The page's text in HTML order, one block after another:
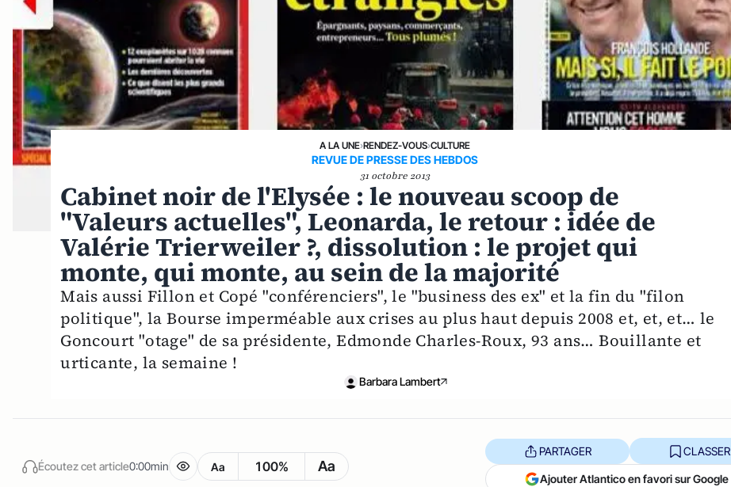
A LA UNE›RENDEZ-VOUS›CULTURE
REVUE DE PRESSE DES HEBDOS
31 octobre 2013
Cabinet noir de l'Elysée : le nouveau scoop de
"Valeurs actuelles", Leonarda, le retour : idée de
Valérie Trierweiler ?, dissolution : le projet qui
monte, qui monte, au sein de la majorité
Mais aussi Fillon et Copé "conférenciers", le "business des ex" et la fin du "filon
politique", la Bourse imperméable aux crises au plus haut depuis 2008 et, et, et… le
Goncourt "otage" de sa présidente, Edmonde Charles-Roux, 93 ans… Bouillante et
urticante, la semaine !
Barbara Lambert
Écoutez cet article0:00min Aa 100% Aa
PARTAGER CLASSER
Ajouter Atlantico en favori sur Google